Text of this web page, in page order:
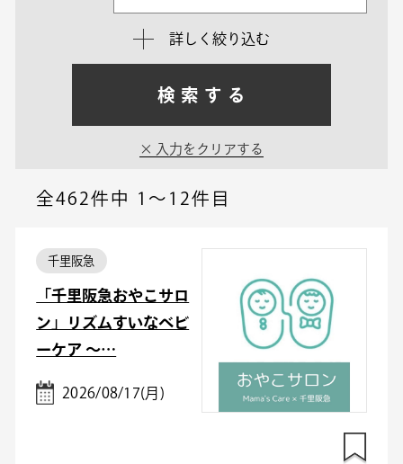
詳しく絞り込む
検索する
入力をクリアする
全462件中 1～12件目
千里阪急
「千里阪急おやこサロ
ン」リズムすいなベビ
ーケア ～…
2026/08/17(月)